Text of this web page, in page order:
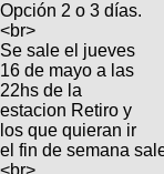
MecÃ¡nica
SUBÃ
tu foto
Galeria
XC
Avisos
Ventas
SUBÃ
tu
BicicleterÃ­
as
Opción 2 o 3 días.
<br>
Se sale el jueves
16 de mayo a las
22hs de la
estacion Retiro y
los que quieran ir
el fin de semana
<br>